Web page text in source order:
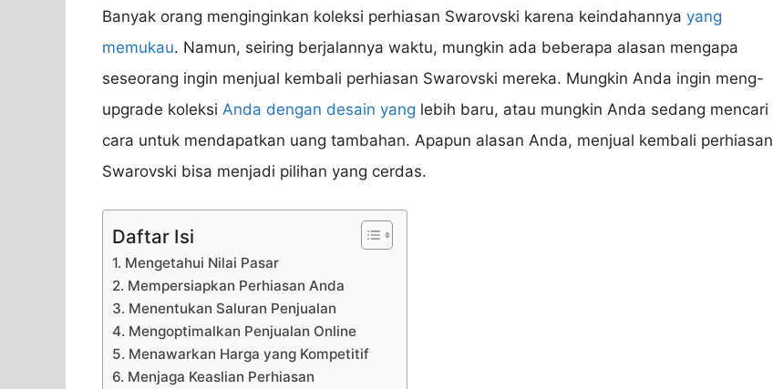
Banyak orang menginginkan koleksi perhiasan Swarovski karena keindahannya yang
memukau. Namun, seiring berjalannya waktu, mungkin ada beberapa alasan mengapa
seseorang ingin menjual kembali perhiasan Swarovski mereka. Mungkin Anda ingin meng-
upgrade koleksi Anda dengan desain yang lebih baru, atau mungkin Anda sedang mencari
cara untuk mendapatkan uang tambahan. Apapun alasan Anda, menjual kembali perhiasan
Swarovski bisa menjadi pilihan yang cerdas.
Daftar Isi
1. Mengetahui Nilai Pasar
2. Mempersiapkan Perhiasan Anda
3. Menentukan Saluran Penjualan
4. Mengoptimalkan Penjualan Online
5. Menawarkan Harga yang Kompetitif
6. Menjaga Keaslian Perhiasan